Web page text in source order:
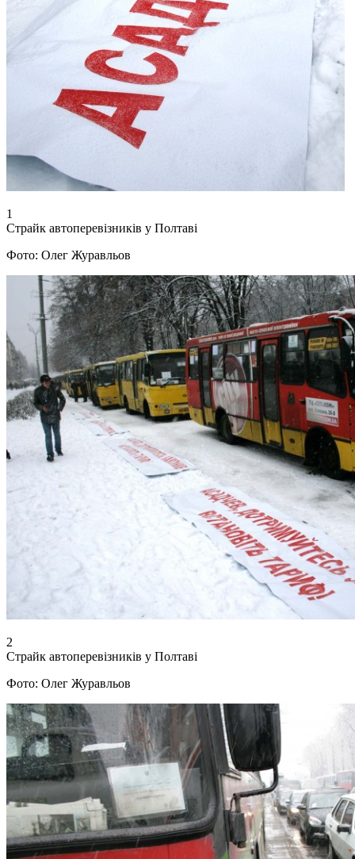
1
Страйк автоперевізників у Полтаві
Фото: Олег Журавльов
2
Страйк автоперевізників у Полтаві
Фото: Олег Журавльов